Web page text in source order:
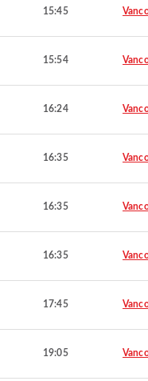
15:45
15:54
16:24
16:35
16:35
16:35
17:45
19:05